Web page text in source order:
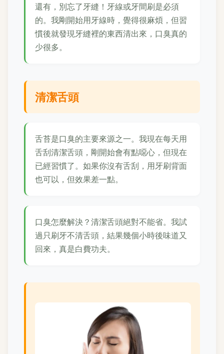
還有，別忘了牙縫！牙線或牙間刷是必須
的。我剛開始用牙線時，覺得很麻煩，但習
慣後就發現牙縫裡的東西清出來，口臭真的
少很多。
清潔舌頭
舌苔是口臭的主要來源之一。我現在每天用
舌刮清潔舌頭，剛開始會有點噁心，但現在
已經習慣了。如果你沒有舌刮，用牙刷背面
也可以，但效果差一點。
口臭怎麼解決？清潔舌頭絕對不能省。我試
過只刷牙不清舌頭，結果幾個小時後味道又
回來，真是白費功夫。